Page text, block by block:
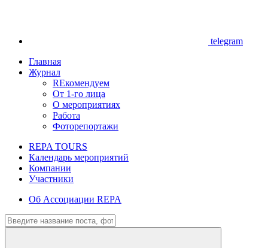
telegram
Главная
Журнал
REкомендуем
От 1-го лица
О мероприятиях
Работа
Фоторепортажи
REPA TOURS
Календарь мероприятий
Компании
Участники
Об Ассоциации REPA